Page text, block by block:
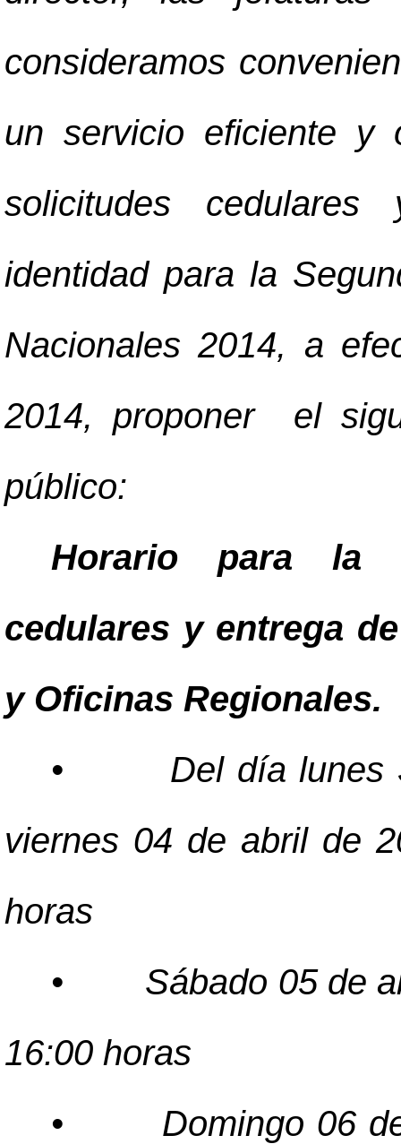
consideramos
un servicio eficiente y
solicitudes
identidad para la
Nacionales 2014, a
2014, proponer el
público:
Horario para la
cedulares y entrega
y Oficinas Regionales.
•
Del día
viernes 04 de abril de
horas
•
Sábado 05 de
16:00 horas
•
Domingo 06